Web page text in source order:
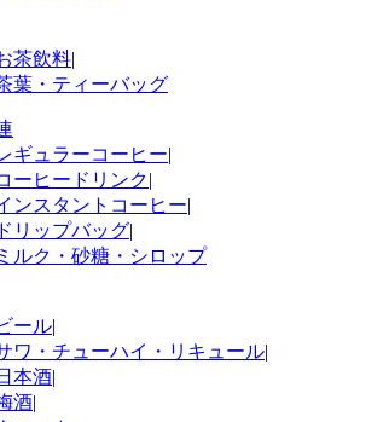
茶飲料|
葉・ティーバッグ
ギュラーコーヒー|
ーヒードリンク|
ンスタントコーヒー|
ドリップバッグ|
ミルク・砂糖・シロップ
ール|
ワ・チューハイ・リキュール|
本酒|
酒|